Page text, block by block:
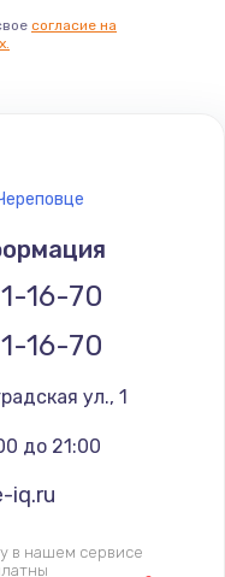
согласие на
16-70
16-70
ул., 1
до 21:00
iq.ru
в нашем сервисе